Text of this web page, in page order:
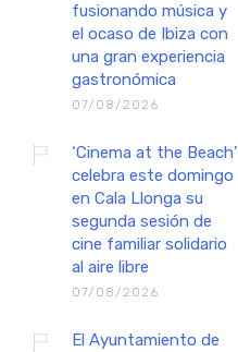
fusionando música y
el ocaso de Ibiza con
una gran experiencia
gastronómica
07/08/2026
‘Cinema at the Beach’
celebra este domingo
en Cala Llonga su
segunda sesión de
cine familiar solidario
al aire libre
07/08/2026
El Ayuntamiento de